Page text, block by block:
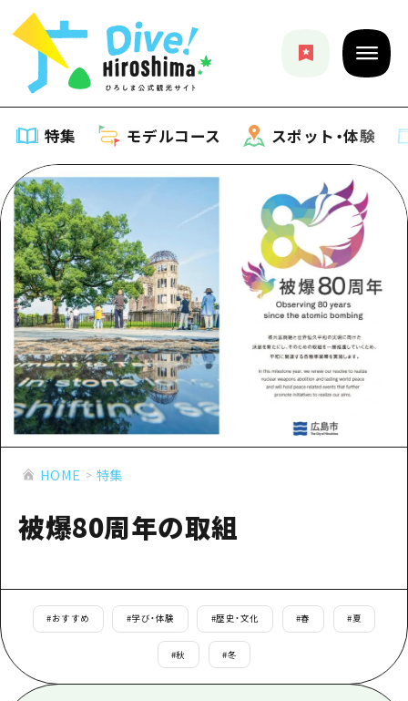
特集 モデルコース スポット・体験
特集
特集一覧
おすすめ
アート
イベント・祭り
グルメ・酒
サイクリング
ショッピング
スポーツ
ナイトライフ
世界遺産
学び・体験
モデルコース
モデルコース一覧
Dive! Hiroshima 公式ガイド
広島もしもトラベル
あたらしい非日常
広島市周辺
備後
宮島周辺
山口県東部
スポット・体験
スポット・体験一覧
広島市周辺
安芸
芸北
山口県東部
愛媛県
島根県
イベント
旬情報
お役立ち情報
お役立ち情報一覧
二次交通まとめ
施設の混雑状況のお知らせ
お得な周遊チケット
HOME
新着情報
お問い合わせ
事業者・学校関係者の皆さま
HOME 特集
被爆80周年の取組
#おすすめ #学び・体験 #歴史・文化 #春 #夏
#秋 #冬